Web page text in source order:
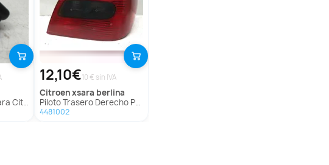
Zx
12,10€10 € sin IVA
citroenxsara berlina
Piloto Trasero Derecho Para Citroen Xsara Berlina
4481002